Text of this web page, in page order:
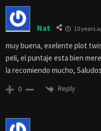
Nat 10 years
muy buena, exelente plot
peli, el puntaje esta bien
la recomiendo mucho, Saludos
0 Reply